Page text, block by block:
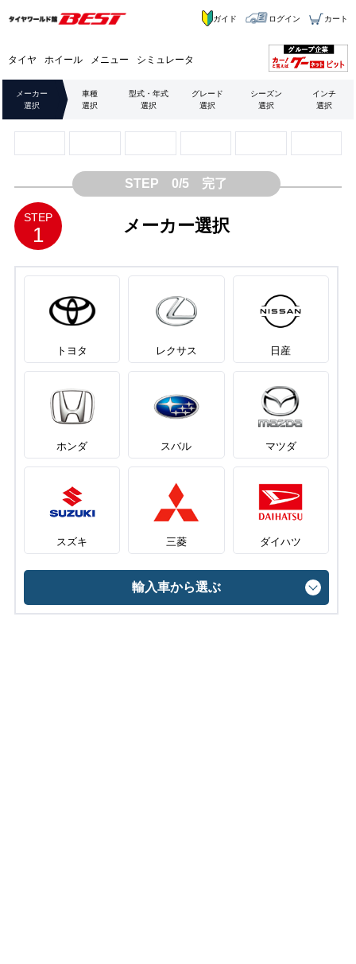
タイヤ ホイール メニュー シミュレータ
ガイド ログイン カート
メーカー
選択
車種
選択
型式・年式
選択
グレード
選択
シーズン
選択
インチ
選択
STEP 0/5 完了
STEP
1 メーカー選択
トヨタ レクサス 日産
ホンダ スバル マツダ
スズキ 三菱 ダイハツ
輸入車から選ぶ